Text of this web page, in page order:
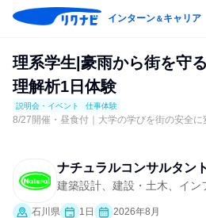
インターン＆キャリア
理系学生|豪雨から街を守
理解析1日体験
説明会・イベント 仕事体験
8/27開催・昼食付｜大学の学びを街の安全に
ナチュラルコンサルタン
建築設計、建設・土木、イン
石川県 1日
2026年8月